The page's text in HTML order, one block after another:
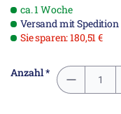
ca. 1 Woche
Versand mit Spedition
Sie sparen: 180,51 €
Anzahl *